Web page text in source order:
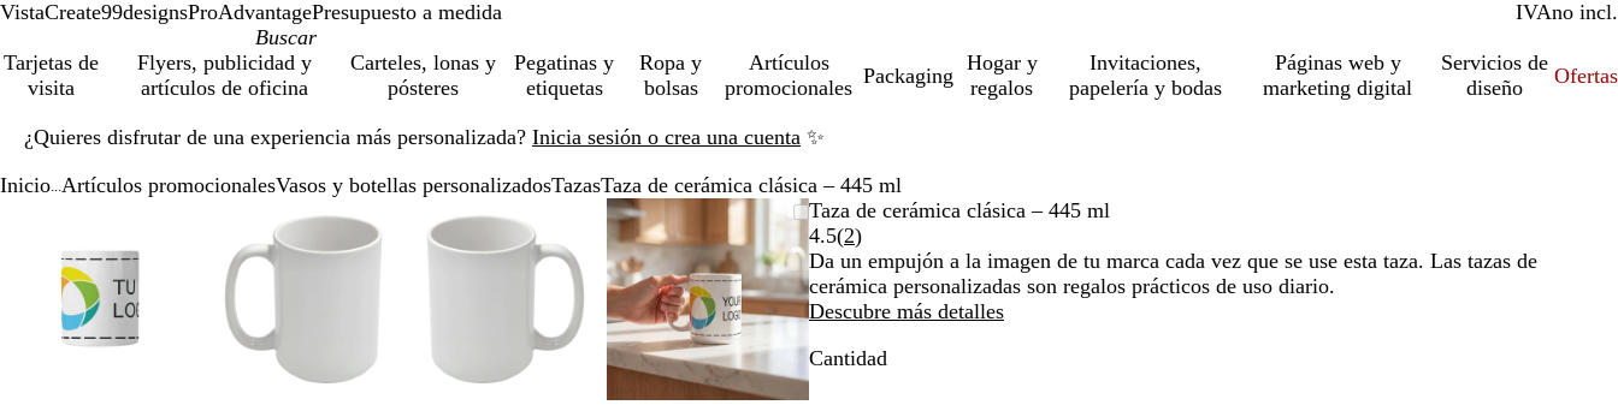
VistaCreate99designsProAdvantagePresupuesto a medida IVAincl.
no incl.
Tarjetas de
visita
Flyers, publicidad y
artículos de oficina
Carteles, lonas y
pósteres
Pegatinas y
etiquetas
Ropa y
bolsas
Artículos
promocionales
Packaging
Hogar y
regalos
Invitaciones,
papelería y bodas
Páginas web y
marketing digital
Servicios de
diseño
Ofertas
¿Quieres disfrutar de una experiencia más personalizada? Inicia sesión o crea una cuenta ✨
1
Inicio Artículos promocionalesVasos y botellas personalizadosTazasTaza de cerámica clásica – 445 ml
mínimo
para
expandir
teclas
de
más
y
ampliable
mínimo
para
teclas
para
ampliable
hasta
mínimo
clic
para
expandir
las
teclas
menos
para
Imagen
Acercado
mínimo
Haz
para
expandir
Utiliza
teclas
de
más
y
menos
para
Taza de cerámica clásica – 445 ml
4.5(2Leer
2
reseñas
)
Da un empujón a la imagen de tu marca cada vez que se use esta taza. Las tazas de
cerámica personalizadas son regalos prácticos de uso diario.
Descubre más detalles
Cantidad